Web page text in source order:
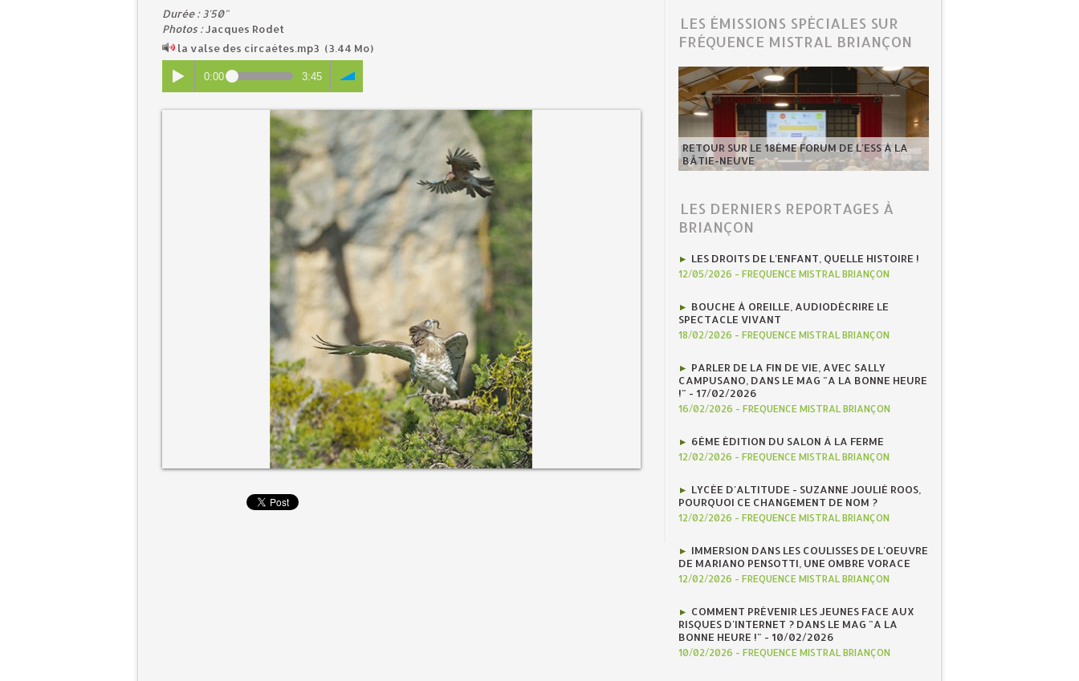
Durée : 3'50"
Photos :Jacques Rodet
la valse des circaètes.mp3 (3.44 Mo)
0:00 3:45
LES ÉMISSIONS SPÉCIALES SUR
FRÉQUENCE MISTRAL BRIANÇON
RETOUR SUR LE 18ÈME FORUM DE L'ESS À LA
BÂTIE-NEUVE
LES DERNIERS REPORTAGES À
BRIANÇON
LES DROITS DE L'ENFANT, QUELLE HISTOIRE !
12/05/2026 - FREQUENCE MISTRAL BRIANÇON
BOUCHE À OREILLE, AUDIODÉCRIRE LE
SPECTACLE VIVANT
18/02/2026 - FREQUENCE MISTRAL BRIANÇON
PARLER DE LA FIN DE VIE, AVEC SALLY
CAMPUSANO, DANS LE MAG "A LA BONNE HEURE
!" - 17/02/2026
16/02/2026 - FREQUENCE MISTRAL BRIANÇON
6ÈME ÉDITION DU SALON À LA FERME
12/02/2026 - FREQUENCE MISTRAL BRIANÇON
LYCÉE D'ALTITUDE - SUZANNE JOULIÉ ROOS,
POURQUOI CE CHANGEMENT DE NOM ?
12/02/2026 - FREQUENCE MISTRAL BRIANÇON
IMMERSION DANS LES COULISSES DE L'OEUVRE
DE MARIANO PENSOTTI, UNE OMBRE VORACE
12/02/2026 - FREQUENCE MISTRAL BRIANÇON
COMMENT PRÉVENIR LES JEUNES FACE AUX
RISQUES D'INTERNET ? DANS LE MAG "A LA
BONNE HEURE !" - 10/02/2026
10/02/2026 - FREQUENCE MISTRAL BRIANÇON